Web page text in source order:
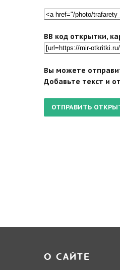
BB код открытки,
Вы можете
Добавьте текст и
О САЙТЕ